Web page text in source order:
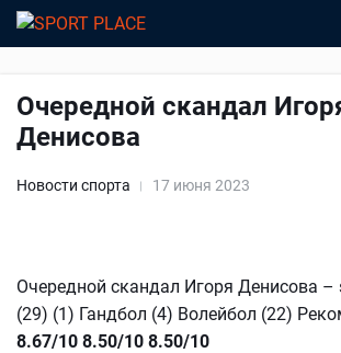
Очередной скандал
Денисова
Новости спорта 17 июня 2023
Очередной скандал Игоря Денисова –
(29) (1) Гандбол (4) Волейбол (22)
8.67/10 8.50/10 8.50/10